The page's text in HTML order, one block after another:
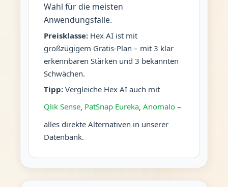
Wahl für die meisten
Anwendungsfälle.
Preisklasse:Hex AI ist mit
großzügigem Gratis-Plan – mit 3 klar
erkennbaren Stärken und 3 bekannten
Schwächen.
Tipp:Vergleiche Hex AI auch mit
Qlik Sense, PatSnap Eureka, Anomalo–
alles direkte Alternativen in unserer
Datenbank.